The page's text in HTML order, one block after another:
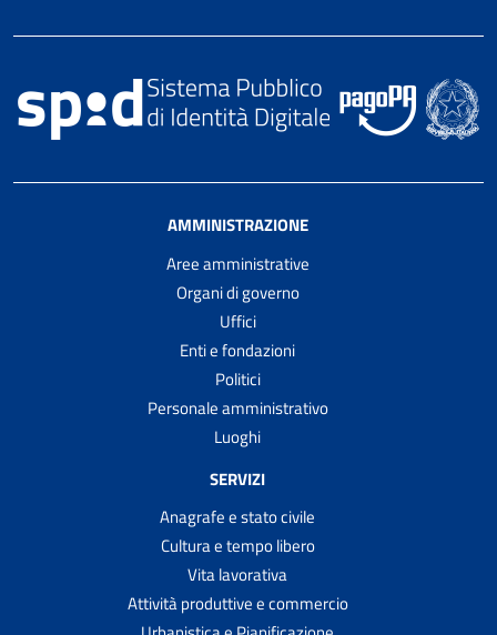
AMMINISTRAZIONE
Aree amministrative
Organi di governo
Uffici
Enti e fondazioni
Politici
Personale amministrativo
Luoghi
SERVIZI
Anagrafe e stato civile
Cultura e tempo libero
Vita lavorativa
Attività produttive e commercio